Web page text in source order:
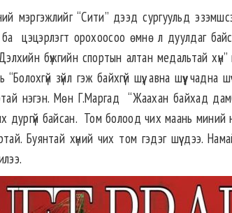
мэргэжлийг “Сити” дээд сургуульд
цэцэрлэгт орохоосоо өмнө л дуулдаг
бүжгийн спортын алтан медальтай
зүйл гэж байхгүй шүү, авна шүү, чадна
нэгэн. Мөн Г.Маргад “Жаахан байхад
дургүй байсан. Том болоод чих маань
Буянтай хүний чих том гэдэг шүү дээ.